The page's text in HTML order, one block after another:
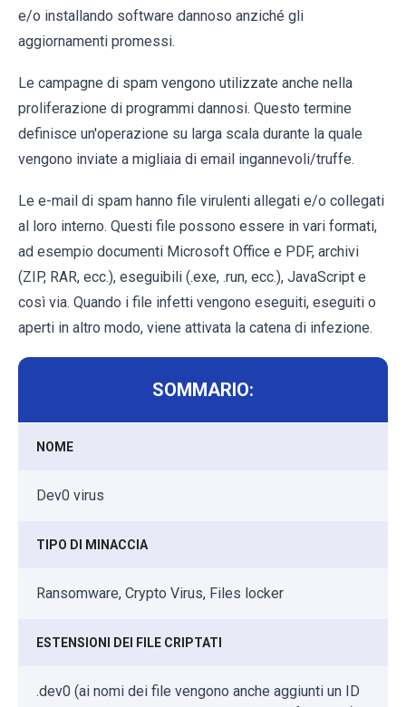
e/o installando software dannoso anziché gli
aggiornamenti promessi.
Le campagne di spam vengono utilizzate anche nella
proliferazione di programmi dannosi. Questo termine
definisce un'operazione su larga scala durante la quale
vengono inviate a migliaia di email ingannevoli/truffe.
Le e-mail di spam hanno file virulenti allegati e/o collegati
al loro interno. Questi file possono essere in vari formati,
ad esempio documenti Microsoft Office e PDF, archivi
(ZIP, RAR, ecc.), eseguibili (.exe, .run, ecc.), JavaScript e
così via. Quando i file infetti vengono eseguiti, eseguiti o
aperti in altro modo, viene attivata la catena di infezione.
SOMMARIO:
NOME
Dev0 virus
TIPO DI MINACCIA
Ransomware, Crypto Virus, Files locker
ESTENSIONI DEI FILE CRIPTATI
.dev0 (ai nomi dei file vengono anche aggiunti un ID